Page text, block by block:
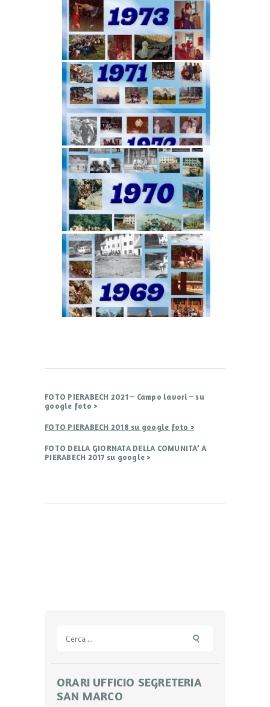
FOTO PIERABECH 2021 – Campo lavori – su
google foto >
FOTO PIERABECH 2018 su google foto >
FOTO DELLA GIORNATA DELLA COMUNITA’ A
PIERABECH 2017 su google >
per:
ORARI UFFICIO SEGRETERIA
SAN MARCO